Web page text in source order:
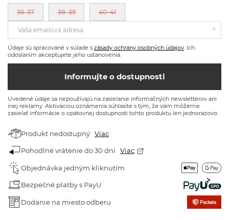
36–37 38–39 40–41
Vaša emailová adresa
Údaje sú spracované v súlade s zásady ochrany osobných údajov . Ich
odoslaním akceptujete jeho ustanovenia.
Informujte o dostupnosti
Uvedené údaje sa nepoužívajú na zasielanie informačných newsletterov ani
inej reklamy. Aktiváciou oznámenia súhlasíte s tým, že vám môžeme
zasielať informácie o opätovnej dostupnosti tohto produktu len jednorazovo.
Produkt nedostupný Viac
Pohodlné vrátenie do 30 dní Viac
Objednávka jedným kliknutím
Bezpečné platby s PayU
Dodanie na miesto odberu